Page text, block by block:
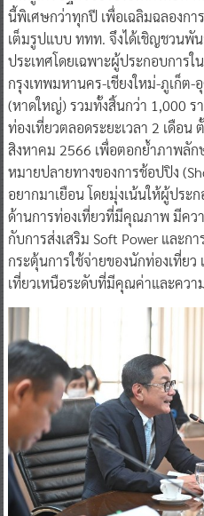
Thailand Grand Sale เป็นหนึ่งในโ
ฟื้นฟูเศรษฐกิจของประเทศไทยที่
นี้พิเศษกว่าทุกปี เพื่อเฉลิมฉลองกา
เต็มรูปแบบ ททท. จึงได้เชิญชวนพัน
ประเทศโดยเฉพาะผู้ประกอบการใ
กรุงเทพมหานคร-เชียงใหม่-ภูเก็ต-
(หาดใหญ่) รวมทั้งสิ้นกว่า 1,000 ร
ท่องเที่ยวตลอดระยะเวลา 2 เดือ
สิงหาคม 2566 เพื่อตอกย้ำภาพลัก
หมายปลายทางของการช้อปปิง
อยากมาเยือน โดยมุ่งเน้นให้ผู้ประ
ด้านการท่องเที่ยวที่มีคุณภาพ มีค
กับการส่งเสริม Soft Power และก
กระตุ้นการใช้จ่ายของนักท่องเที่ย
เที่ยวเหนือระดับที่มีคุณค่าและควา